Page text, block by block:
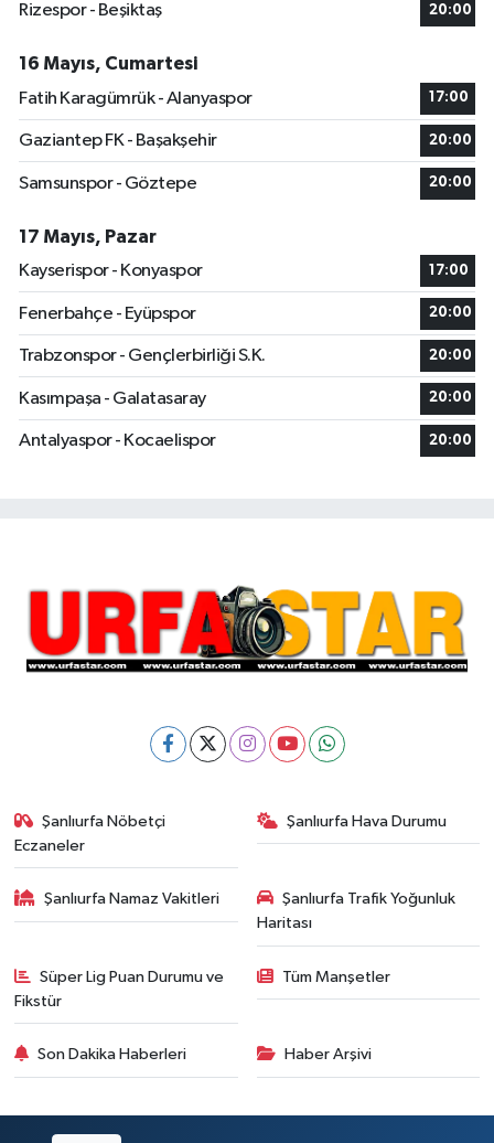
Rizespor - Beşiktaş
20:00
16 Mayıs, Cumartesi
Fatih Karagümrük - Alanyaspor
17:00
Gaziantep FK - Başakşehir 20:00
Samsunspor - Göztepe 20:00
17 Mayıs, Pazar
Kayserispor - Konyaspor
17:00
Fenerbahçe - Eyüpspor 20:00
Trabzonspor - Gençlerbirliği S.K. 20:00
Kasımpaşa - Galatasaray 20:00
Antalyaspor - Kocaelispor 20:00
Şanlıurfa Nöbetçi
Eczaneler
Şanlıurfa Hava Durumu
Şanlıurfa Namaz Vakitleri
Şanlıurfa Trafik Yoğunluk
Haritası
Süper Lig Puan Durumu ve
Fikstür
Tüm Manşetler
Son Dakika Haberleri Haber Arşivi